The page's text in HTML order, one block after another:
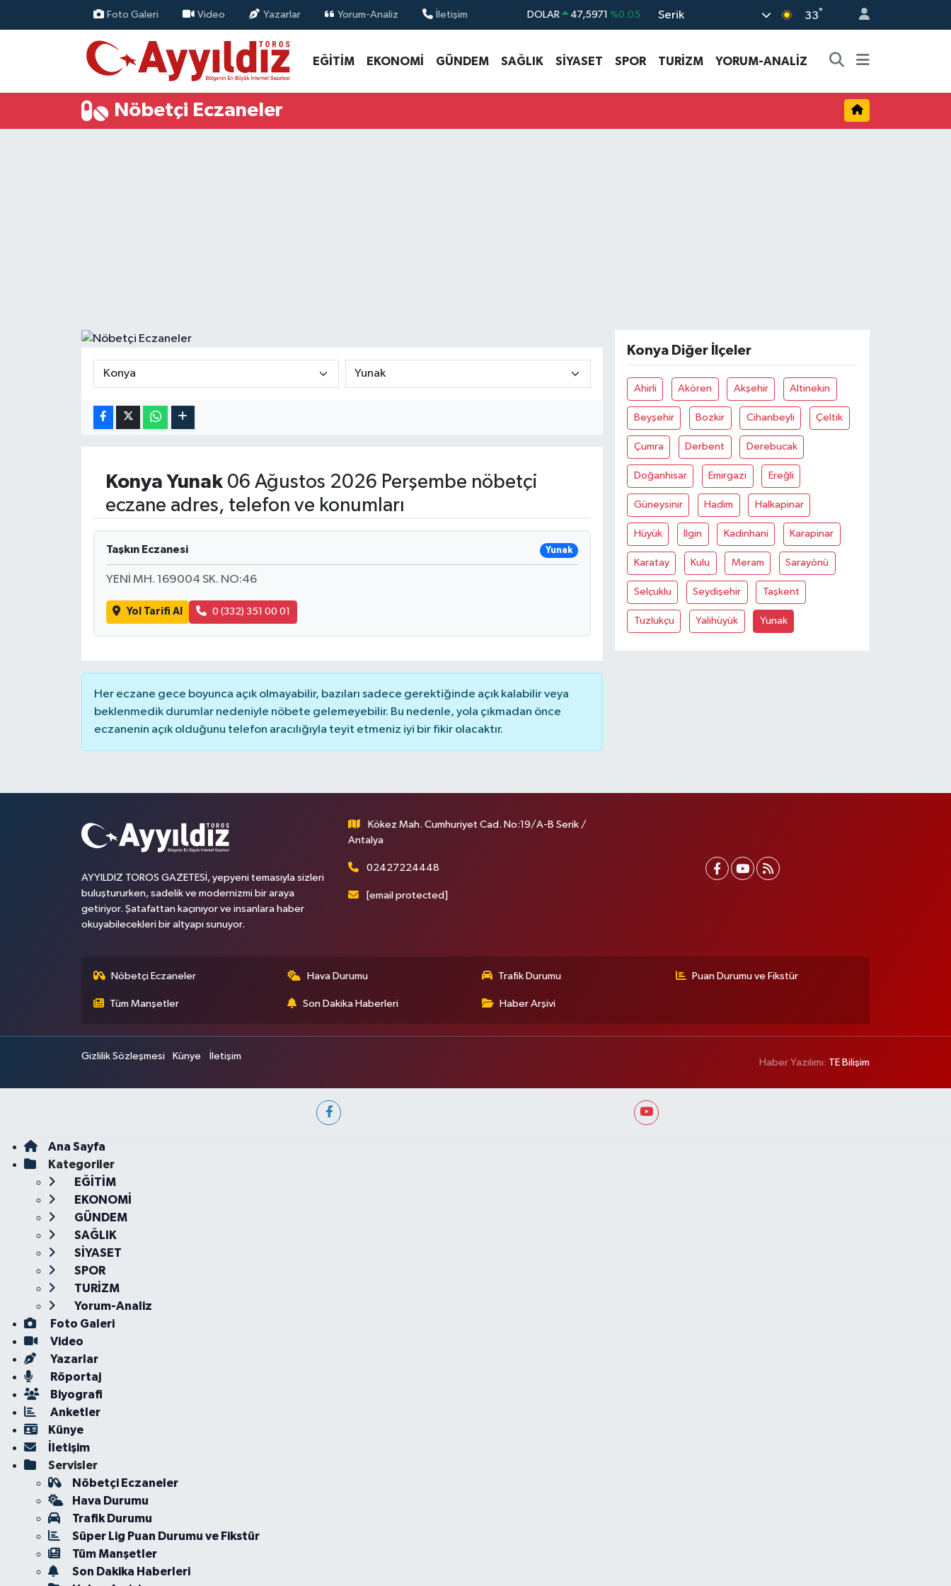
Foto Galeri Video Yazarlar Yorum-Analiz İletişim DOLAR 47,5971 %0.05
STERLİN 64,2534 %0.22
GRAM ALTIN 6518.23 %0.39
Serik 33°
EĞİTİM EKONOMİ GÜNDEM SAĞLIK SİYASET SPOR TURİZM YORUM-ANALİZ
Nöbetçi Eczaneler
Konya Yunak06 Ağustos 2026 Perşembe nöbetçi
eczane adres, telefon ve konumları
Taşkın Eczanesi Yunak
YENİ MH. 169004 SK. NO:46
Yol Tarifi Al 0 (332) 351 00 01
Her eczane gece boyunca açık olmayabilir, bazıları sadece gerektiğinde açık kalabilir veya
beklenmedik durumlar nedeniyle nöbete gelemeyebilir. Bu nedenle, yola çıkmadan önce
eczanenin açık olduğunu telefon aracılığıyla teyit etmeniz iyi bir fikir olacaktır.
Konya Diğer İlçeler
Ahirli Akören Akşehir Altinekin
Beyşehir Bozkir Cihanbeyli Çeltik
Çumra Derbent Derebucak
Doğanhisar Emirgazi Ereğli
Güneysinir Hadim Halkapinar
Hüyük İlgin Kadinhani Karapinar
Karatay Kulu Meram Sarayönü
Selçuklu Seydişehir Taşkent
Tuzlukçu Yalihüyük Yunak
AYYILDIZ TOROS GAZETESİ, yepyeni temasıyla sizleri
buluştururken, sadelik ve modernizmi bir araya
getiriyor. Şatafattan kaçınıyor ve insanlara haber
okuyabilecekleri bir altyapı sunuyor.
Kökez Mah. Cumhuriyet Cad. No:19/A-B Serik /
Antalya
02427224448
[email protected]
Nöbetçi Eczaneler Hava Durumu Trafik Durumu Puan Durumu ve Fikstür
Tüm Manşetler Son Dakika Haberleri Haber Arşivi
Gizlilik Sözleşmesi Künye İletişim
Haber Yazılımı: TE Bilişim
Ana Sayfa
Kategoriler
EĞİTİM
EKONOMİ
GÜNDEM
SAĞLIK
SİYASET
SPOR
TURİZM
Yorum-Analiz
Foto Galeri
Video
Yazarlar
Röportaj
Biyografi
Anketler
Künye
İletişim
Servisler
Nöbetçi Eczaneler
Hava Durumu
Trafik Durumu
Süper Lig Puan Durumu ve Fikstür
Tüm Manşetler
Son Dakika Haberleri